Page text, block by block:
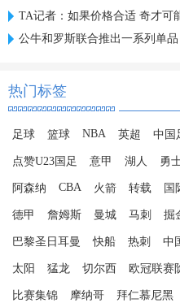
TA记者：如果价格合适 奇才可
公牛和罗斯联合推出一系列单
热门标签
足球 篮球 NBA 英超 中国
点赞U23国足 意甲 湖人 勇
阿森纳 CBA 火箭 转载 国
德甲 詹姆斯 曼城 马刺 掘
巴黎圣日耳曼 快船 热刺 中
太阳 猛龙 切尔西 欧冠联赛
比赛集锦 摩纳哥 拜仁慕尼黑